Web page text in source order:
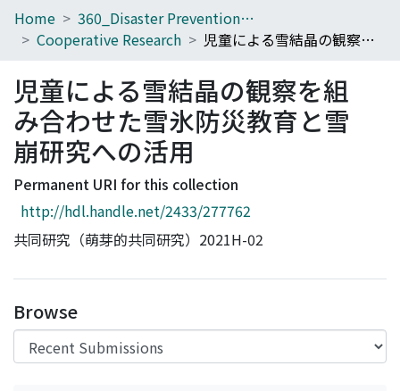
Home
Browse
Download Ranking
Access Statistics
Library Network
Home
360_Disaster Prevention Research Institute
Cooperative Research
児童による雪結晶の観察を組み合わせた雪氷防災教育と雪崩研究への活用
児童による雪結晶の観察を組
み合わせた雪氷防災教育と雪
崩研究への活用
Permanent URI for this collection
http://hdl.handle.net/2433/277762
共同研究（萌芽的共同研究）2021H-02
Browse